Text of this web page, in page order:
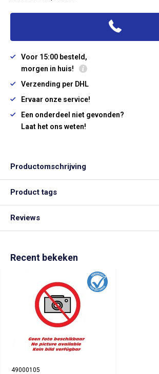
Voor 15:00 besteld,
morgen in huis!
Verzending per DHL
Ervaar onze service!
Een onderdeel niet gevonden?
Laat het ons weten!
Productomschrijving
Product tags
Reviews
Recent bekeken
49000105